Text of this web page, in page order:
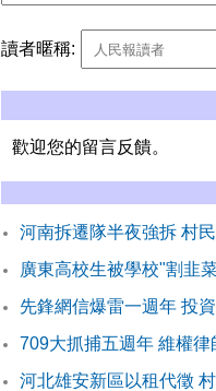
讀者暱稱:
歡迎您的留言反饋。
河南拆遷隊半夜強拆 村
廣東高校生被學校"割韭
先鋒網信爆雷一週年 投
709大抓捕五週年 維權
河北雄安新區以租代徵 村